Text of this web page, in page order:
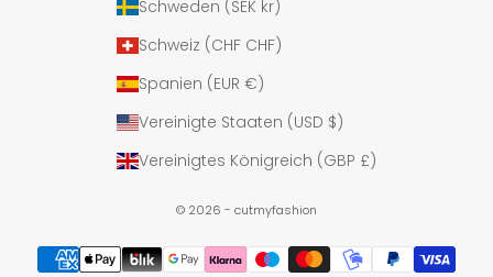
Schweden (SEK kr)
Schweiz (CHF CHF)
Spanien (EUR €)
Vereinigte Staaten (USD $)
Vereinigtes Königreich (GBP £)
© 2026 - cutmyfashion